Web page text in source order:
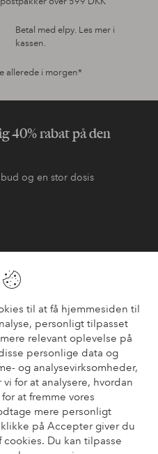
til at få hjemmesiden til
personligt tilpasset
relevant oplevelse på
personlige data og
og analysevirksomheder,
for at analysere, hvordan
at fremme vores
mere personligt
på Accepter giver du
Du kan tilpasse
Betal med elpy. Les mer i
kassen.
allerede i morgen*
40% rabat på den
og en stor dosis
spørgsmål i vores FAQ.
hvordan du kontakter os.
Betalingsmåde